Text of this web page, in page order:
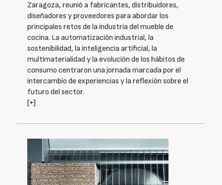
Zaragoza, reunió a fabricantes, distribuidores,
diseñadores y proveedores para abordar los
principales retos de la industria del mueble de
cocina. La automatización industrial, la
sostenibilidad, la inteligencia artificial, la
multimaterialidad y la evolución de los hábitos de
consumo centraron una jornada marcada por el
intercambio de experiencias y la reflexión sobre el
futuro del sector.
[+]